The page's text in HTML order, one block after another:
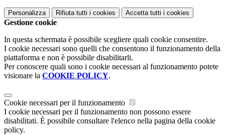
Personalizza Rifiuta tutti i cookies Accetta tutti i cookies
Gestione cookie
In questa schermata è possibile scegliere quali cookie consentire.
I cookie necessari sono quelli che consentono il funzionamento della
piattaforma e non è possibile disabilitarli.
Per conoscere quali sono i cookie necessari al funzionamento potete
visionare la COOKIE POLICY.
Cookie necessari per il funzionamento
I cookie necessari per il funzionamento non possono essere
disabilitati. È possibile consultare l'elenco nella pagina della cookie
policy.